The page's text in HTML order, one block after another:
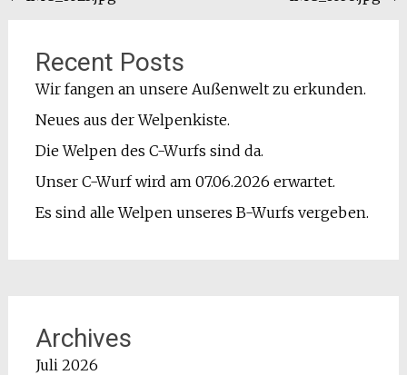
Recent Posts
Wir fangen an unsere Außenwelt zu erkunden.
Neues aus der Welpenkiste.
Die Welpen des C-Wurfs sind da.
Unser C-Wurf wird am 07.06.2026 erwartet.
Es sind alle Welpen unseres B-Wurfs vergeben.
Archives
Juli 2026